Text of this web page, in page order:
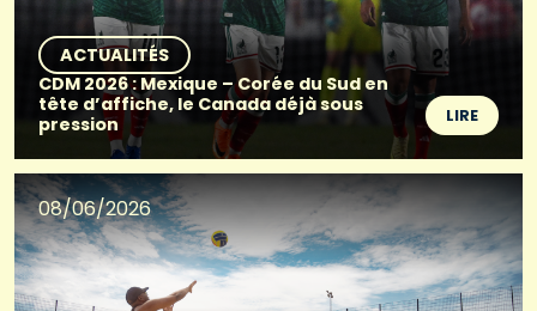
ACTUALITÉS
CDM 2026 : Mexique – Corée du Sud en
tête d’affiche, le Canada déjà sous
pression
LIRE
08/06/2026